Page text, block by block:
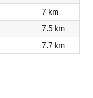
7 km
7.5 km
7.7 km